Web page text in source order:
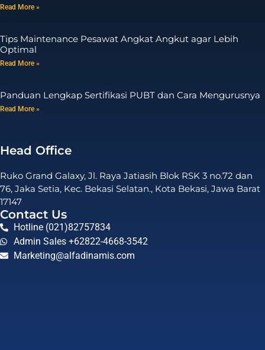
Read More »
Tips Maintenance Pesawat Angkat Angkut agar Lebih
Optimal
Read More »
Panduan Lengkap Sertifikasi PUBT dan Cara Mengurusnya
Read More »
Head Office
Ruko Grand Galaxy, Jl. Raya Jatiasih Blok RSK 3 no.72 dan
76, Jaka Setia, Kec. Bekasi Selatan., Kota Bekasi, Jawa Barat
17147
Contact Us
Hotline (021)82757834
Admin Sales +62822-4668-3542
Marketing@alfadinamis.com